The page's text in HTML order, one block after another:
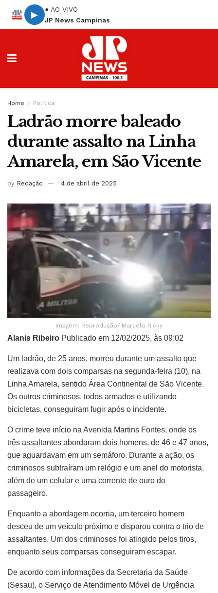
▶
● AO VIVO
JP News Campinas
Home Política
Ladrão morre baleado
durante assalto na Linha
Amarela, em São Vicente
by Redação 4 de abril de 2025
Imagem: Reprodução/ Marcelo Ricky
Alanis Ribeiro Publicado em 12/02/2025, às 09:02
Um ladrão, de 25 anos, morreu durante um assalto que
realizava com dois comparsas na segunda-feira (10), na
Linha Amarela, sentido Área Continental de São Vicente.
Os outros criminosos, todos armados e utilizando
bicicletas, conseguiram fugir após o incidente.
O crime teve início na Avenida Martins Fontes, onde os
três assaltantes abordaram dois homens, de 46 e 47 anos,
que aguardavam em um semáforo. Durante a ação, os
criminosos subtraíram um relógio e um anel do motorista,
além de um celular e uma corrente de ouro do
passageiro.
Enquanto a abordagem ocorria, um terceiro homem
desceu de um veículo próximo e disparou contra o trio de
assaltantes. Um dos criminosos foi atingido pelos tiros,
enquanto seus comparsas conseguiram escapar.
De acordo com informações da Secretaria da Saúde
(Sesau), o Serviço de Atendimento Móvel de Urgência